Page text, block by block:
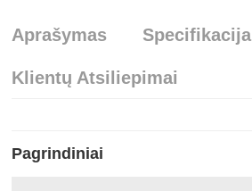
Aprašymas Specifikacija
Klientų Atsiliepimai
Pagrindiniai